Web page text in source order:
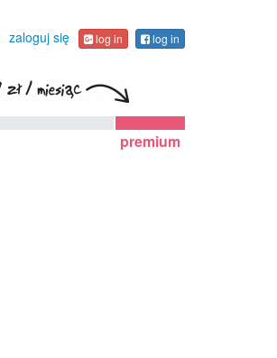
zaloguj się log in log in
premium